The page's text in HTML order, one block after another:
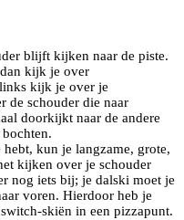
blijft kijken naar de piste.
kijk je over
kijk je over je
de schouder die naar
doorkijkt naar de andere
kun je langzame, grote,
kijken over je schouder
nog iets bij; je dalski moet je
voren. Hierdoor heb je
skiën in een pizzapunt.